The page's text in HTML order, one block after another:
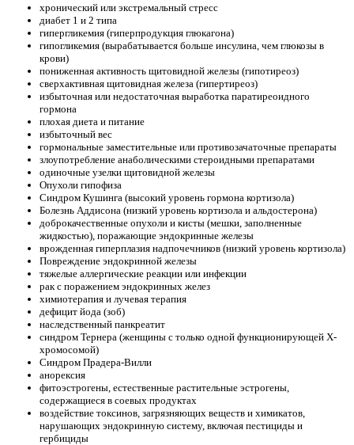
хронический или экстремальный стресс
диабет 1 и 2 типа
гипергликемия (гиперпродукция глюкагона)
гипогликемия (вырабатывается больше инсулина, чем глюкозы в
крови)
пониженная активность щитовидной железы (гипотиреоз)
сверхактивная щитовидная железа (гипертиреоз)
избыточная или недостаточная выработка паратиреоидного
гормона
плохая диета и питание
избыточный вес
гормональные заместительные или противозачаточные препараты
злоупотребление анаболическими стероидными препаратами
одиночные узелки щитовидной железы
Опухоли гипофиза
Синдром Кушинга (высокий уровень гормона кортизола)
Болезнь Аддисона (низкий уровень кортизола и альдостерона)
доброкачественные опухоли и кисты (мешки, заполненные
жидкостью), поражающие эндокринные железы
врожденная гиперплазия надпочечников (низкий уровень кортизола)
Повреждение эндокринной железы
тяжелые аллергические реакции или инфекции
рак с поражением эндокринных желез
химиотерапия и лучевая терапия
дефицит йода (зоб)
наследственный панкреатит
синдром Тернера (женщины с только одной функционирующей Х-
хромосомой)
Синдром Прадера-Вилли
анорексия
фитоэстрогены, естественные растительные эстрогены,
содержащиеся в соевых продуктах
воздействие токсинов, загрязняющих веществ и химикатов,
нарушающих эндокринную систему, включая пестициды и
гербициды